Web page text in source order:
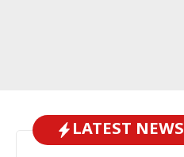
LATEST NEWS